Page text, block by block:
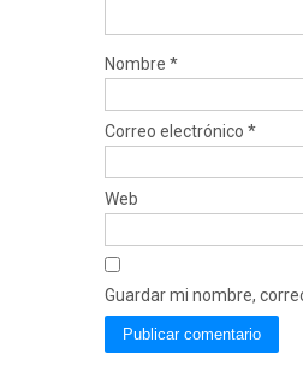
Nombre *
Correo electrónico *
Web
Guardar mi nombre,